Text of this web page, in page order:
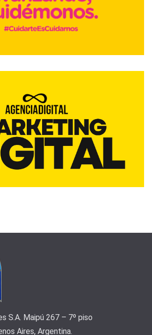
S.A. Maipú 267 – 7º piso
Aires, Argentina.